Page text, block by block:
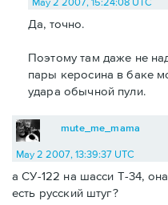
Да, точно.
Поэтому там даже не
пары керосина в баке
удара обычной пули.
mute_me_mama
May 2 2007, 13:39:37 UTC
а СУ-122 на шасси Т-34,
есть русский штуг?